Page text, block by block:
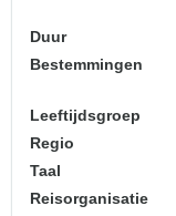
Duur
Bestemmingen
Leeftijdsgroep
Regio
Taal
Reisorganisatie